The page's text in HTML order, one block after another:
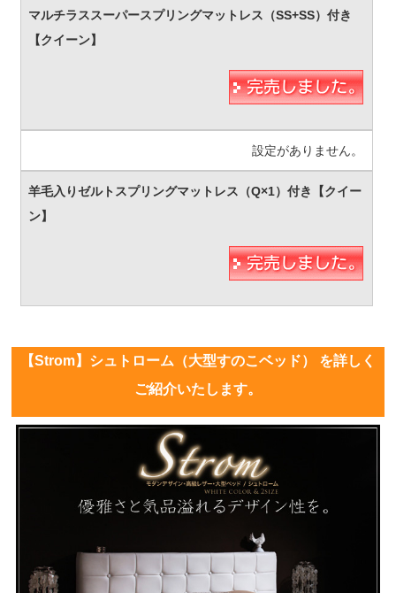
設定がありません。
【Strom】シュトローム（大型すのこベッド） を詳しく
ご紹介いたします。